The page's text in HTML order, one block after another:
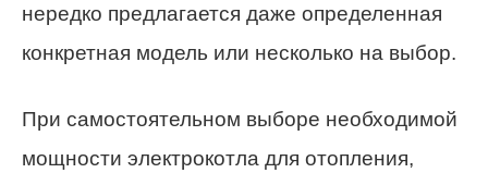
нередко предлагается даже определенная
конкретная модель или несколько на выбор.
При самостоятельном выборе необходимой
мощности электрокотла для отопления,